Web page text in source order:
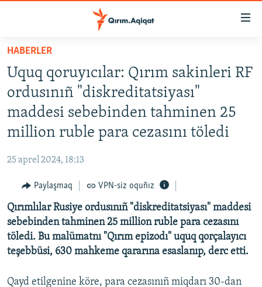
Esas
qaytmaq
Baş
navigatsiyağa
qaytmaq
Qıdıruvğa
SİYASET
İQTİSADİYAT
CEMİYET
İNSAN AQLARI
VİDEO
SÜRET
BLOGLAR
FİKİR
Русский
HABERLER
Uquq qoruyıcılar: Qırım sakinleri RF
ordusınıñ "diskreditatsiyası"
maddesi sebebinden tahminen 25
million ruble para cezasını töledi
25 aprel 2024, 18:13
Paylaşmaq VPN-siz oquñız
Qırımlılar Rusiye ordusınıñ "diskreditatsiyası" maddesi
sebebinden tahminen 25 million ruble para cezasını
töledi. Bu malümatnı "Qırım epizodı" uquq qorçalayıcı
teşebbüsi, 630 mahkeme qararına esaslanıp, derc etti.
Qayd etilgenine köre, para cezasınıñ miqdarı 30-dan